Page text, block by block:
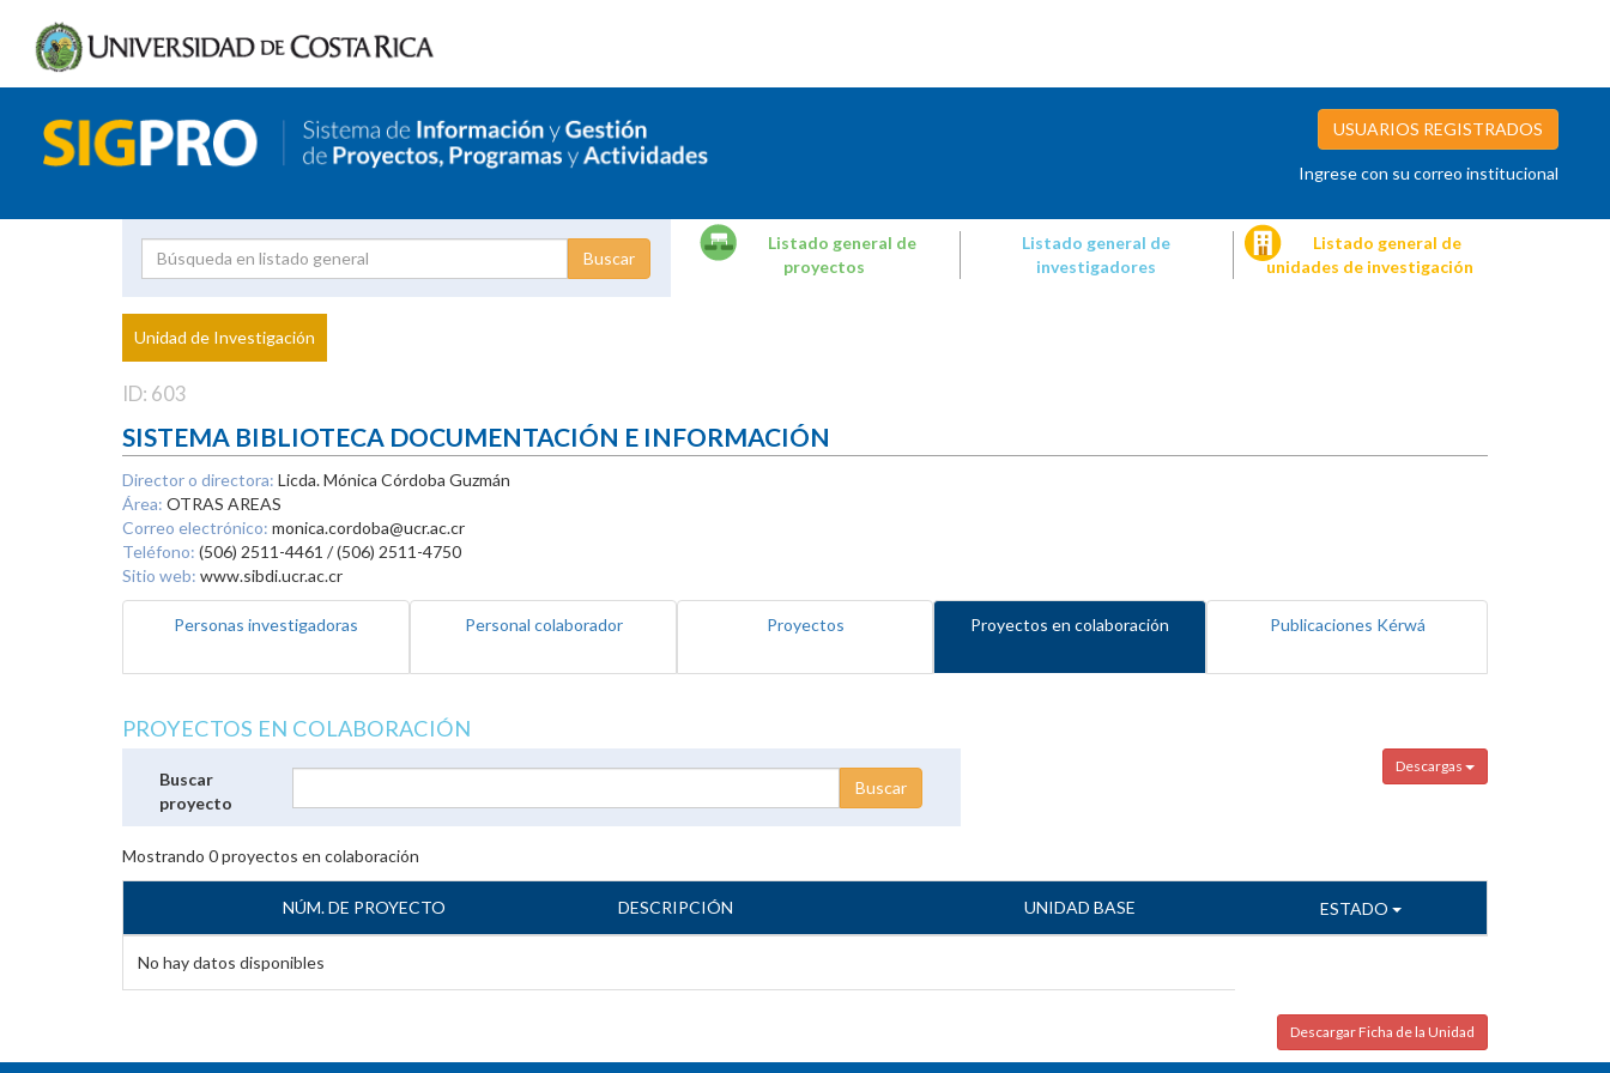
USUARIOS REGISTRADOS
Ingrese con su correo institucional
Proyecto
Investigador
Listado general de
proyectos
Listado general de
investigadores
Listado general de
unidades de investigación
Unidad de Investigación
ID: 603
SISTEMA BIBLIOTECA DOCUMENTACIÓN E INFORMACIÓN
Director o directora: Licda. Mónica Córdoba Guzmán
Área: OTRAS AREAS
Correo electrónico: monica.cordoba@ucr.ac.cr
Teléfono: (506) 2511-4461 / (506) 2511-4750
Sitio web: www.sibdi.ucr.ac.cr
Personas investigadoras Personal colaborador Proyectos Proyectos en colaboración Publicaciones Kérwá
PROYECTOS EN COLABORACIÓN
Descargas
Buscar
proyecto
Mostrando 0proyectos en colaboración
NÚM. DE PROYECTO DESCRIPCIÓN UNIDAD BASE ESTADO
No hay datos disponibles
Descargar Ficha de la Unidad